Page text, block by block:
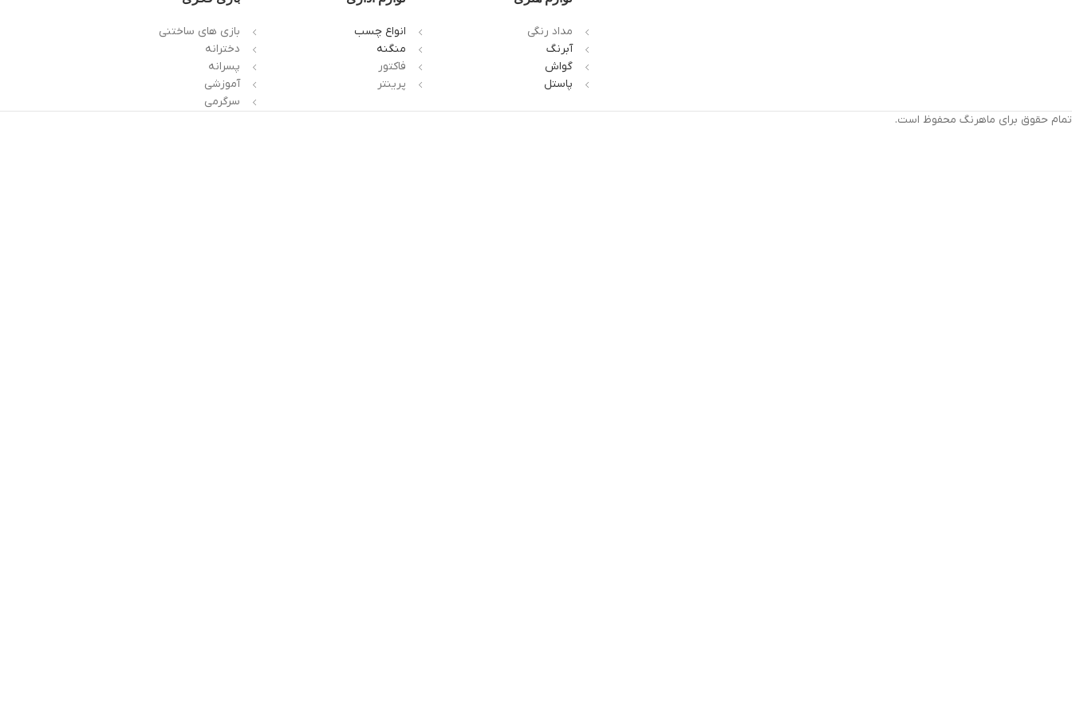
مداد رنگی
آبرنگ
گواش
پاستل
انواع چسب
منگنه
فاکتور
پرینتر
بازی های ساختنی
دخترانه
پسرانه
آموزشی
سرگرمی
تمام حقوق برای ماهرنگ محفوظ است.